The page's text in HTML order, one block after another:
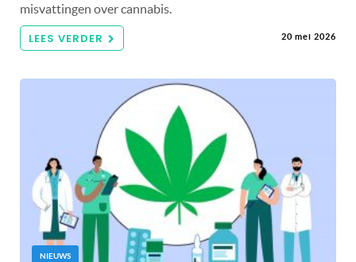
misvattingen over cannabis.
LEES VERDER 20 mei 2026
NIEUWS